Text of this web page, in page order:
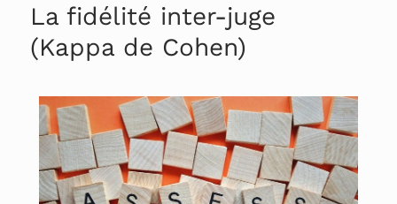
La fidélité inter-juge
(Kappa de Cohen)